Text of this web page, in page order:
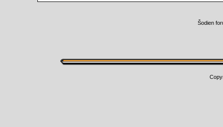
Šodien